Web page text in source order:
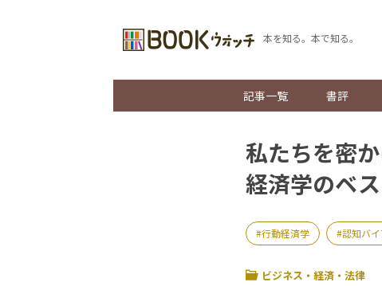
本を知る。本で知る。
記事一覧 書評
私たちを密
経済学のベ
行動経済学 認知バイ
ビジネス・経済・法律